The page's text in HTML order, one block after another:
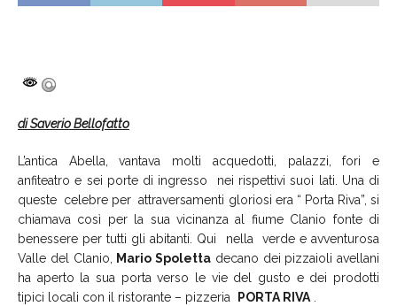
di Saverio Bellofatto
L’antica Abella, vantava molti acquedotti, palazzi, fori e
anfiteatro e sei porte di ingresso nei rispettivi suoi lati. Una di
queste celebre per attraversamenti gloriosi era “ Porta Riva”, si
chiamava così per la sua vicinanza al fiume Clanio fonte di
benessere per tutti gli abitanti. Qui nella verde e avventurosa
Valle del Clanio,
Mario Spoletta decano dei pizzaioli avellani
ha aperto la sua porta verso le vie del gusto e dei prodotti
tipici locali con il ristorante – pizzeria
PORTA RIVA